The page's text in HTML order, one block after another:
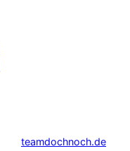
teamdochnoch.de